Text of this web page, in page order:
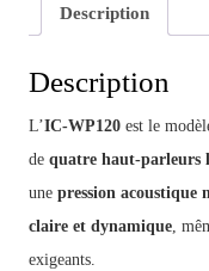
Description
Description
L’IC-WP120 est le
de quatre haut-parleurs
une pression acoustique
claire et dynamique,
exigeants.